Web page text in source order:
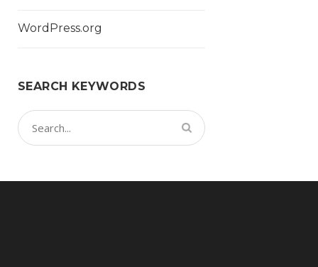
WordPress.org
SEARCH KEYWORDS